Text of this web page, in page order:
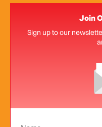
Join
Sign up to our